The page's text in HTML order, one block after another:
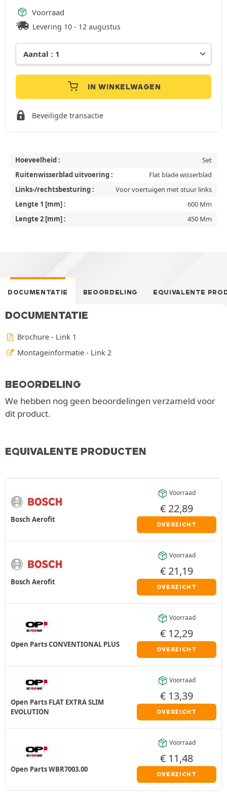
Voorraad
Levering 10 - 12 augustus
IN WINKELWAGEN
Beveiligde transactie
Hoeveelheid :
Set
Ruitenwisserblad uitvoering :
Flat blade wisserblad
Links-/rechtsbesturing :
Voor voertuigen met stuur links
Lengte 1 [mm] :
600 Mm
Lengte 2 [mm] :
450 Mm
DOCUMENTATIE BEOORDELING EQUIVALENTE
DOCUMENTATIE
Brochure - Link 1
Montageinformatie - Link 2
BEOORDELING
We hebben nog geen beoordelingen verzameld voor
dit product.
EQUIVALENTE PRODUCTEN
Bosch Aerofit
Voorraad
€ 22,89
OVERZICHT
Bosch Aerofit
Voorraad
€ 21,19
OVERZICHT
Open Parts CONVENTIONAL PLUS
Voorraad
€ 12,29
OVERZICHT
Open Parts FLAT EXTRA SLIM
EVOLUTION
Voorraad
€ 13,39
OVERZICHT
Open Parts WBR7003.00
Voorraad
€ 11,48
OVERZICHT